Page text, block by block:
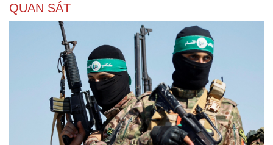
Săn Tour
Cửa sổ tình yêu
Kể chuyện cho bé
Hạt giống tâm hồn
QUAN SÁT